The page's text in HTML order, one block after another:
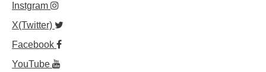
Instgram
X(Twitter)
Facebook
YouTube